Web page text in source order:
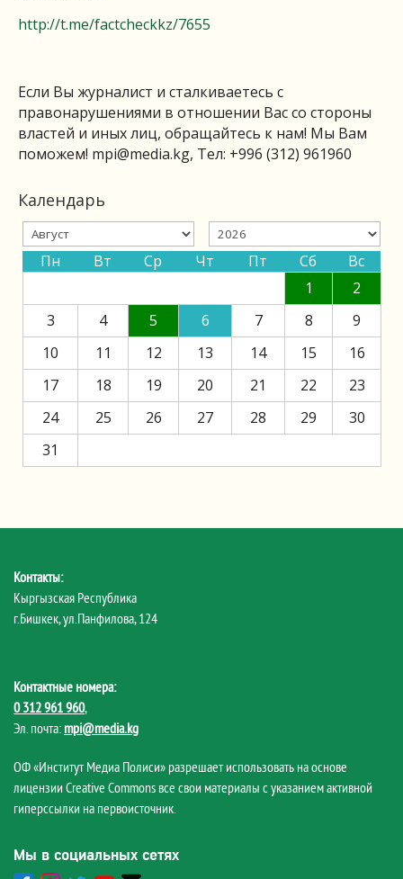
http://t.me/factcheckkz/7655
Если Вы журналист и сталкиваетесь с
правонарушениями в отношении Вас со стороны
властей и иных лиц, обращайтесь к нам! Мы Вам
поможем! mpi@media.kg, Тел: +996 (312) 961960
Календарь
Пн Вт Ср Чт Пт Сб
Вс
1
2
3
4 5 6 7 8
9
10
11 12 13 14 15
16
17
18 19 20 21 22
23
24
25 26 27 28 29
30
31
Контакты:
Кыргызская Республика
г.Бишкек, ул.Панфилова, 124
Контактные номера:
0 312 961 960,
Эл. почта: mpi@media.kg
ОФ «Институт Медиа Полиси» разрешает использовать на основе
лицензии Creative Commons все свои материалы с указанием активной
гиперссылки на первоисточник.
Мы в социальных сетях